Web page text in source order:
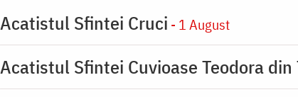
Acatistul Sfintei Cruci - 1 August
Acatistul Sfintei Cuvioase Teodora din